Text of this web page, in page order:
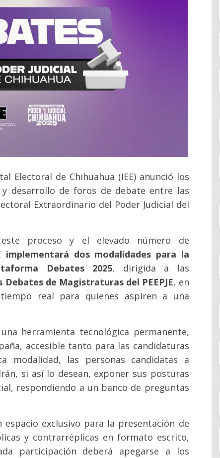
Electoral de Chihuahua (IEE) anunció los
desarrollo de foros de debate entre las
Extraordinario del Poder Judicial del
proceso y el elevado número de
implementará dos modalidades para la
Debates 2025, dirigida a las
Debates de Magistraturas del PEEPJE, en
real para quienes aspiren a una
herramienta tecnológica permanente,
accesible tanto para las candidaturas
modalidad, las personas candidatas a
si así lo desean, exponer sus posturas
respondiendo a un banco de preguntas
exclusivo para la presentación de
y contrarréplicas en formato escrito,
participación deberá apegarse a los